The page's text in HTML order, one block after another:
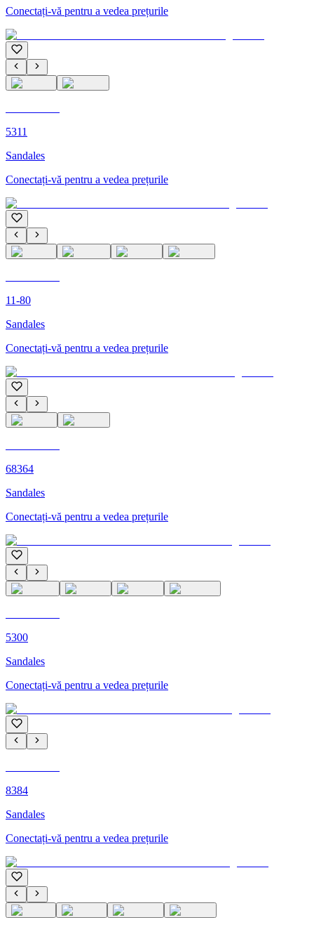
Conectați-vă pentru a vedea prețurile
5311
Sandales
Conectați-vă pentru a vedea prețurile
11-80
Sandales
Conectați-vă pentru a vedea prețurile
68364
Sandales
Conectați-vă pentru a vedea prețurile
5300
Sandales
Conectați-vă pentru a vedea prețurile
8384
Sandales
Conectați-vă pentru a vedea prețurile